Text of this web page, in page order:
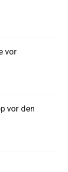
vor
vor den